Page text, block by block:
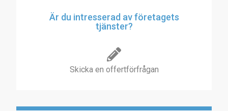
Är du intresserad av företagets
tjänster?
Skicka en offertförfrågan